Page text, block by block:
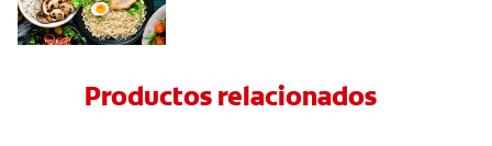
Productos relacionados